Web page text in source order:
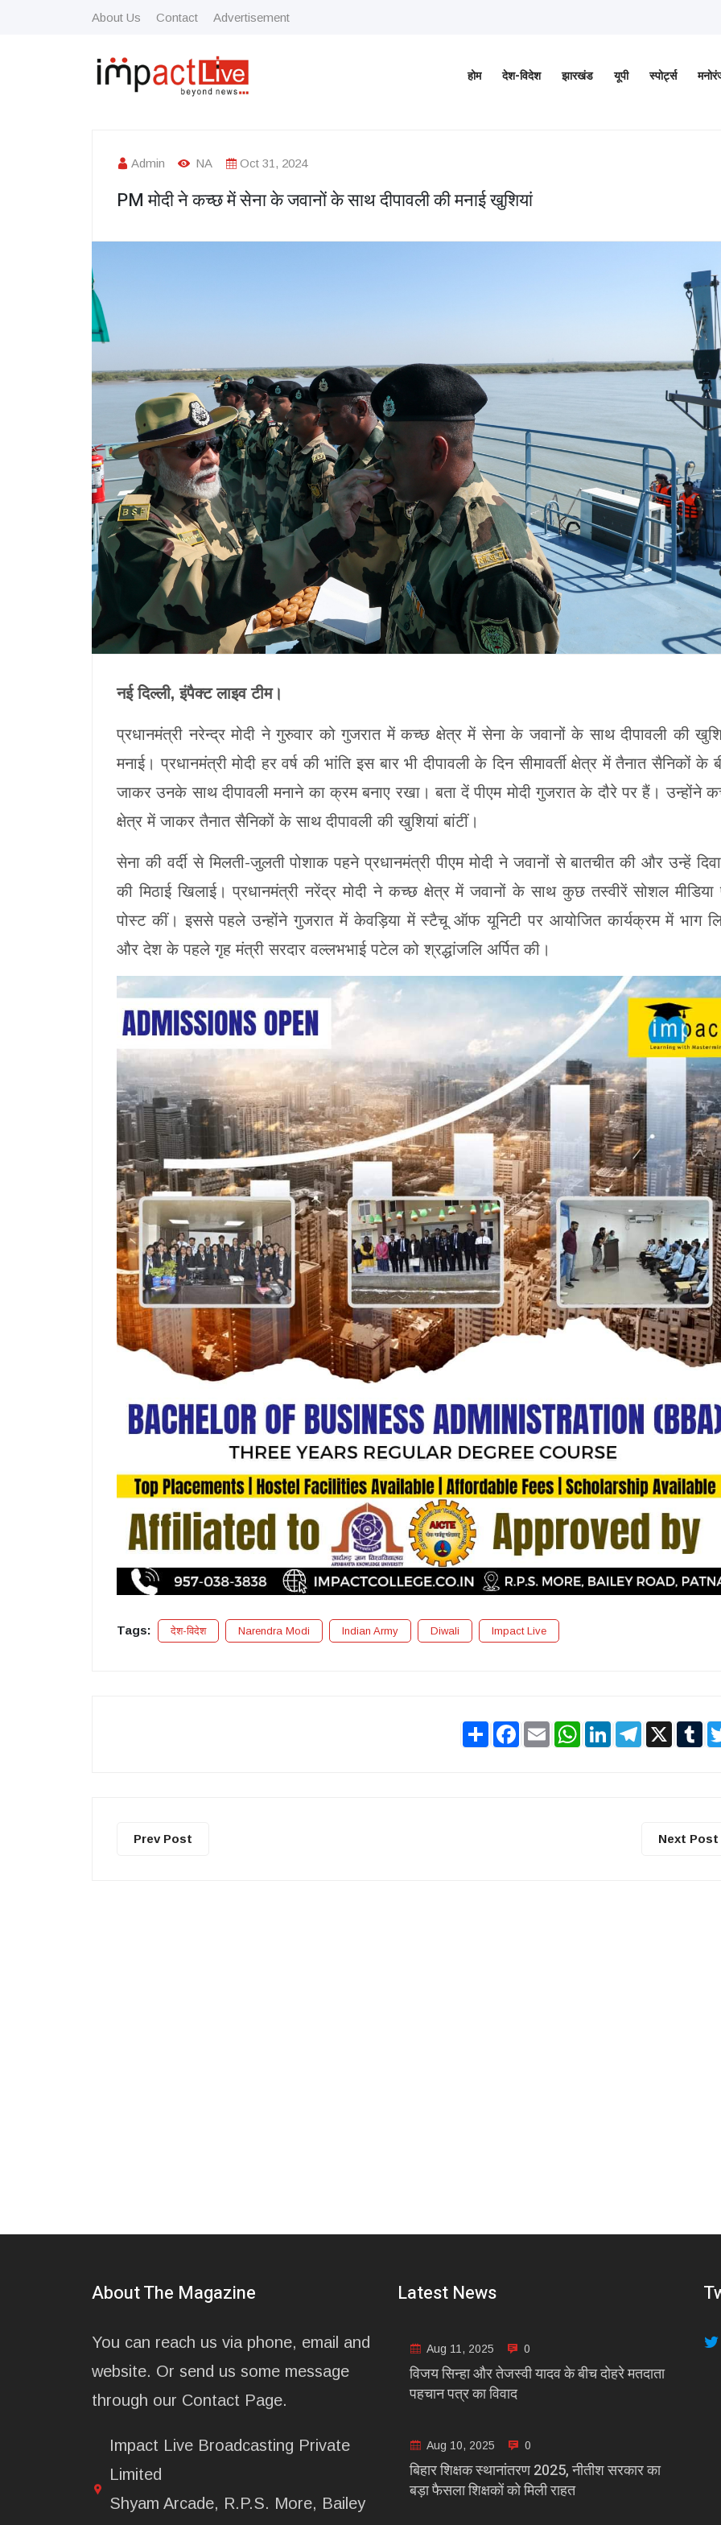
About Us Contact Advertisement
होम देश-विदेश झारखंड यूपी स्पोर्ट्स
Admin NA Oct 31, 2024
PM मोदी ने कच्छ में सेना के जवानों के साथ दीपावली की मनाई खुशियां
नई दिल्ली, इंपैक्ट लाइव टीम।
प्रधानमंत्री नरेन्द्र मोदी ने गुरुवार को गुजरात में कच्छ क्षेत्र में सेना के जवानों के साथ दीपावली की
मनाई। प्रधानमंत्री मोदी हर वर्ष की भांति इस बार भी दीपावली के दिन सीमावर्ती क्षेत्र में तैनात सैनिकों के
जाकर उनके साथ दीपावली मनाने का क्रम बनाए रखा। बता दें पीएम मोदी गुजरात के दौरे पर हैं। उन्होंने
क्षेत्र में जाकर तैनात सैनिकों के साथ दीपावली की खुशियां बांटीं।
सेना की वर्दी से मिलती-जुलती पोशाक पहने प्रधानमंत्री पीएम मोदी ने जवानों से बातचीत की और उन्हें
की मिठाई खिलाई। प्रधानमंत्री नरेंद्र मोदी ने कच्छ क्षेत्र में जवानों के साथ कुछ तस्वीरें सोशल मीडिया
पोस्ट कीं। इससे पहले उन्होंने गुजरात में केवड़िया में स्टैचू ऑफ यूनिटी पर आयोजित कार्यक्रम में भाग
और देश के पहले गृह मंत्री सरदार वल्लभभाई पटेल को श्रद्धांजलि अर्पित की।
Tags: देश-विदेश Narendra Modi Indian Army Diwali Impact Live
Share Facebook
Email WhatsApp
LinkedInTelegram
X
Prev Post Next Post
About The Magazine
You can reach us via phone, email and
website. Or send us some message
through our Contact Page.
Impact Live Broadcasting Private
Limited
Shyam Arcade, R.P.S. More, Bailey
Latest News
Aug 11, 2025 0
विजय सिन्हा और तेजस्वी यादव के बीच दोहरे मतदाता
पहचान पत्र का विवाद
Aug 10, 2025 0
बिहार शिक्षक स्थानांतरण 2025, नीतीश सरकार का
बड़ा फैसला शिक्षकों को मिली राहत